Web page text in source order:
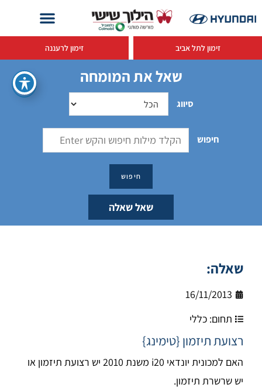
זימון לתל אביב זימון לרעננה
שאל את המומחה
סיווג
חיפוש
שאל שאלה
שאלה:
16/11/2013
תחום: כללי
רצועת תיזמון {טימינג}
האם למכונית יונדאי i20 משנת 2010 יש רצועת תיזמון או
יש שרשרת תיזמון.